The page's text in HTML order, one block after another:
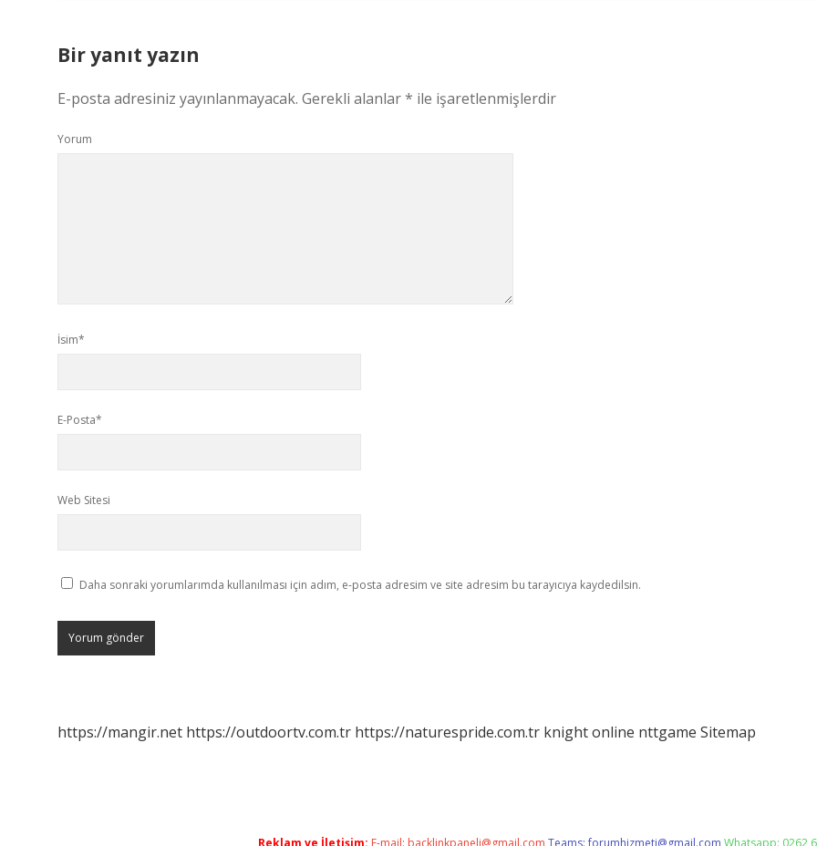
Bir yanıt yazın
E-posta adresiniz yayınlanmayacak. Gerekli alanlar* ile işaretlenmişlerdir
Yorum
İsim*
E-Posta*
Web Sitesi
Daha sonraki yorumlarımda kullanılması için adım, e-posta adresim ve site adresim bu tarayıcıya kaydedilsin.
https://mangir.net https://outdoortv.com.tr https://naturespride.com.tr knight online nttgame Sitemap
Reklam ve İletişim: E-mail: backlinkpaneli@gmail.com Teams:forumhizmeti@gmail.com Whatsapp: 0262